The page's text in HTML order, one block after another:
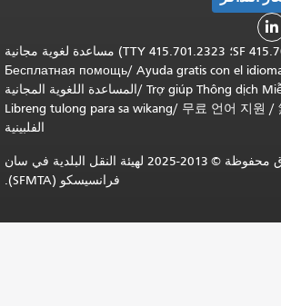

311 (خارج SF 415.701.2311؛ TTY 415.701.2323) مساعدة لغوية مجانية
Ayuda gratis con el
/
Бесплатная помощь
Trợ giúp Thông dịch
/المساعدة اللغوية المجانية
/
무료 언어 지원
/
Libreng tulong para sa wikang
الفلبينية
جميع الحقوق محفوظة © 2013-2025 لهيئة النقل البلدية في سان
فرانسيسكو (SFMTA).